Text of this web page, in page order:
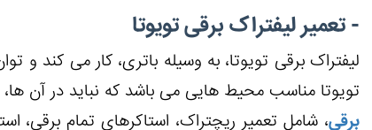
- تعمیر لیفتراک برقی تویوتا
لیفتراک برقی تویوتا، به وسیله باتری، کار می کند و
تویوتا مناسب محیط هایی می باشد که نباید در آن
برقی، شامل تعمیر ریچتراک، استاکرهای تمام برقی،